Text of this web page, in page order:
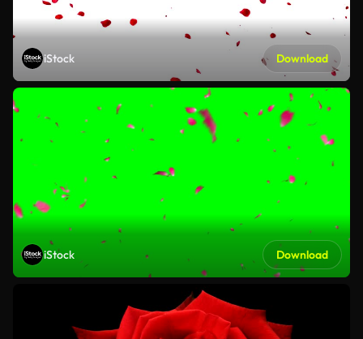
iStock Download
iStock Download